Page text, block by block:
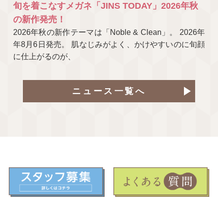
旬を着こなすメガネ「JINS TODAY」2026年秋
の新作発売！
2026年秋の新作テーマは「Noble & Clean」。 2026年
年8月6日発売。 肌なじみがよく、かけやすいのに旬顔
に仕上がるのが、
ニュース一覧へ